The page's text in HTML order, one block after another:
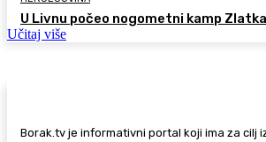
U Livnu počeo nogometni kamp
Učitaj više
Borak.tv je informativni portal koji ima za cilj